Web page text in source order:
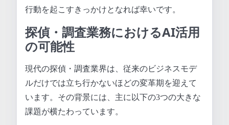
行動を起こすきっかけとなれば幸いです。
探偵・調査業務におけるAI活用
の可能性
現代の探偵・調査業界は、従来のビジネスモデ
ルだけでは立ち行かないほどの変革期を迎えて
います。その背景には、主に以下の3つの大きな
課題が横たわっています。